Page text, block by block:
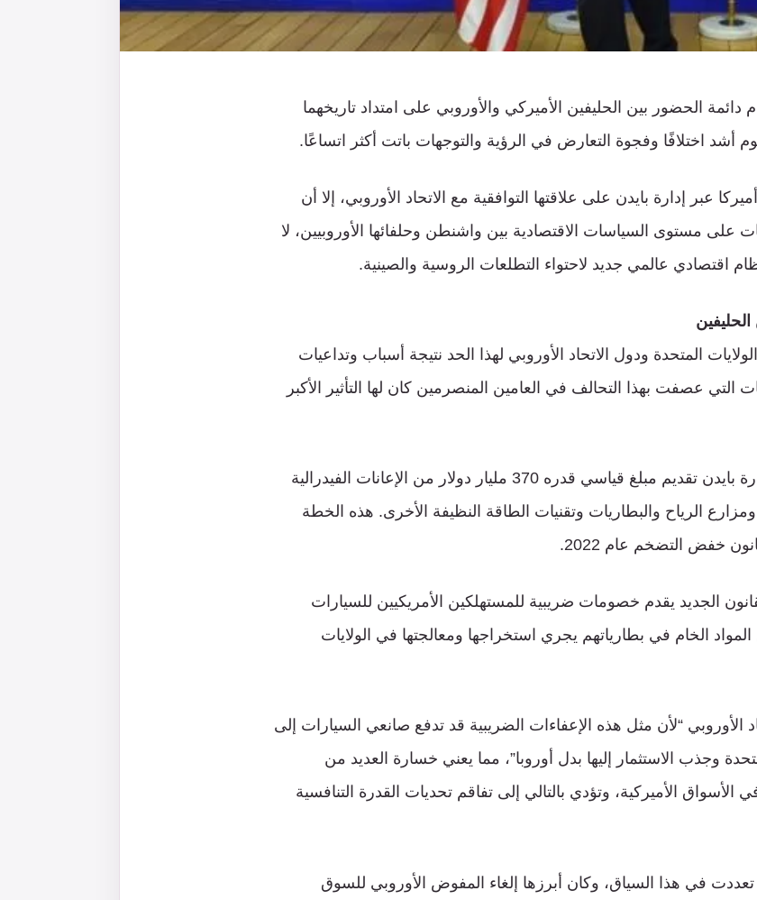
دائمة الحضور بين الحليفين الأميركي والأوروبي على امتداد تاريخهما
أشد اختلافًا وفجوة التعارض في الرؤية والتوجهات باتت أكثر اتساعًا.
عبر إدارة بايدن على علاقتها التوافقية مع الاتحاد الأوروبي، إلا أن
على مستوى السياسات الاقتصادية بين واشنطن وحلفائها الأوروبيين، لا
اقتصادي عالمي جديد لاحتواء التطلعات الروسية والصينية.
المتحدة ودول الاتحاد الأوروبي لهذا الحد نتيجة أسباب وتداعيات
التي عصفت بهذا التحالف في العامين المنصرمين كان لها التأثير الأكبر
أبرز هذه الأزمات كان بدء إدارة بايدن تقديم مبلغ قياسي قدره 370 مليار دولار من الإعانات الفيدرالية
ومزارع الرياح والبطاريات وتقنيات الطاقة النظيفة الأخرى. هذه الخطة
خفض التضخم عام 2022.
الجديد يقدم خصومات ضريبية للمستهلكين الأمريكيين للسيارات
طالما أن 40% من المواد الخام في بطارياتهم يجري استخراجها ومعالجتها في الولايات
الأوروبي “لأن مثل هذه الإعفاءات الضريبية قد تدفع صانعي السيارات إلى
وجذب الاستثمار إليها بدل أوروبا”، مما يعني خسارة العديد من
الأميركية، وتؤدي بالتالي إلى تفاقم تحديات القدرة التنافسية
تعددت في هذا السياق، وكان أبرزها إلغاء المفوض الأوروبي للسوق